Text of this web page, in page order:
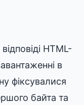
HTML-
в
фіксувалися
байта та